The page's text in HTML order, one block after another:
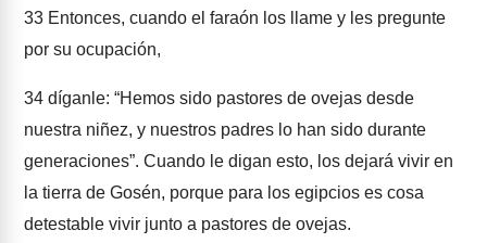
33 Entonces, cuando el faraón los llame y les pregunte
por su ocupación,
34 díganle: “Hemos sido pastores de ovejas desde
nuestra niñez, y nuestros padres lo han sido durante
generaciones”. Cuando le digan esto, los dejará vivir en
la tierra de Gosén, porque para los egipcios es cosa
detestable vivir junto a pastores de ovejas.